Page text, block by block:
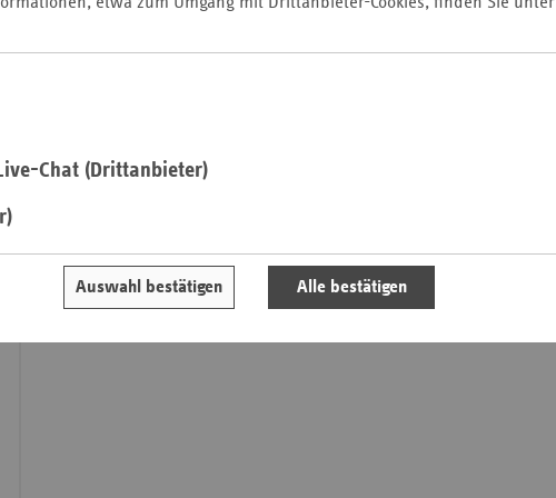
Chat (Drittanbieter)
Auswahl bestätigen Alle bestätigen
Saarland
Thüringen